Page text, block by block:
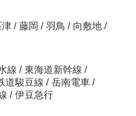
津 / 藤岡 / 羽鳥 / 向敷地 /
線 / 東海道新幹線 /
道駿豆線 / 岳南電車 /
/ 伊豆急行